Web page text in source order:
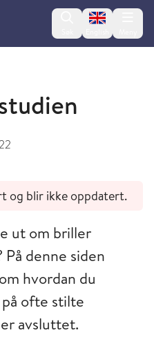
Change
og blir ikke oppdatert.
ut om briller
denne siden
hvordan du
ofte stilte
avsluttet.